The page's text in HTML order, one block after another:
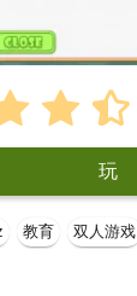
玩
教育 双人游戏